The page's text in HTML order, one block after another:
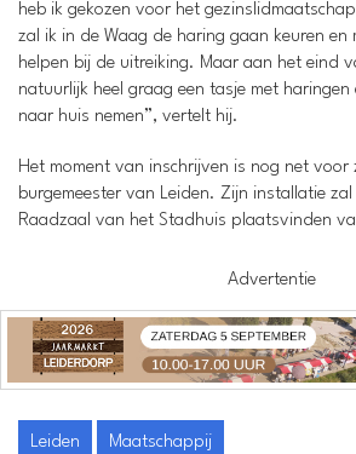
heb ik gekozen voor het
zal ik in de Waag de haring gaan keuren en
helpen bij de uitreiking. Maar aan het eind
natuurlijk heel graag een tasje met haringen
naar huis nemen”, vertelt hij.
Het moment van inschrijven is nog net voor
burgemeester van Leiden. Zijn installatie
Raadzaal van het Stadhuis plaatsvinden
Advertentie
Leiden Maatschappij